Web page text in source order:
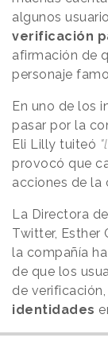
algunos
verificación
afirmación de
personaje
En uno de los
pasar por la
Eli Lilly tuiteó
provocó que
acciones de la
La Directora
Twitter, Esther
la compañía
de que los
de
identidades